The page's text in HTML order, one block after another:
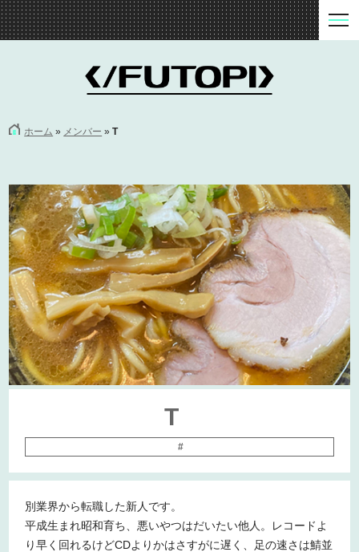
ホーム » メンバー »T
T
#
別業界から転職した新人です。
平成生まれ昭和育ち、悪いやつはだいたい他人。レコードよ
り早く回れるけどCDよりかはさすがに遅く、足の速さは鯖並